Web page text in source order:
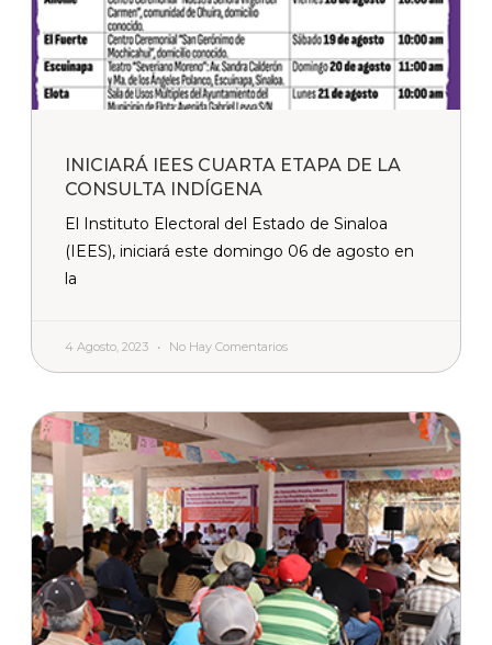
INICIARÁ IEES CUARTA ETAPA DE LA
CONSULTA INDÍGENA
El Instituto Electoral del Estado de Sinaloa
(IEES), iniciará este domingo 06 de agosto en
la
4 Agosto, 2023 No Hay Comentarios